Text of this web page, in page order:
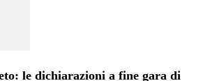
le dichiarazioni a fine gara di